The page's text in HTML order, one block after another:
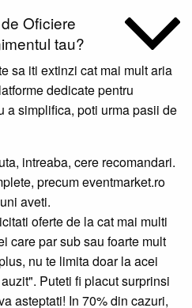
Oficiere
tau?
sa iti extinzi cat mai mult aria
dedicate pentru
a simplifica, poti urma pasii de
intreaba, cere recomandari.
precum eventmarket.ro
aveti.
oferte de la cat mai multi
care par sub sau foarte mult
nu te limita doar la acei
Puteti fi placut surprinsi
asteptati! In 70% din cazuri,